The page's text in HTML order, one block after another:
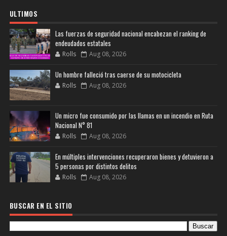
ULTIMOS
Las fuerzas de seguridad nacional encabezan el ranking de
endeudados estatales
Rolls Aug 08, 2026
Un hombre falleció tras caerse de su motocicleta
Rolls Aug 08, 2026
Un micro fue consumido por las llamas en un incendio en Ruta
Nacional N° 81
Rolls Aug 08, 2026
En múltiples intervenciones recuperaron bienes y detuvieron a
5 personas por distintos delitos
Rolls Aug 08, 2026
BUSCAR EN EL SITIO